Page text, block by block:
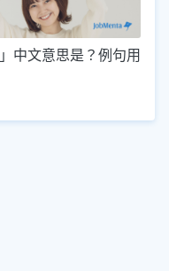
中文意思是？例句用